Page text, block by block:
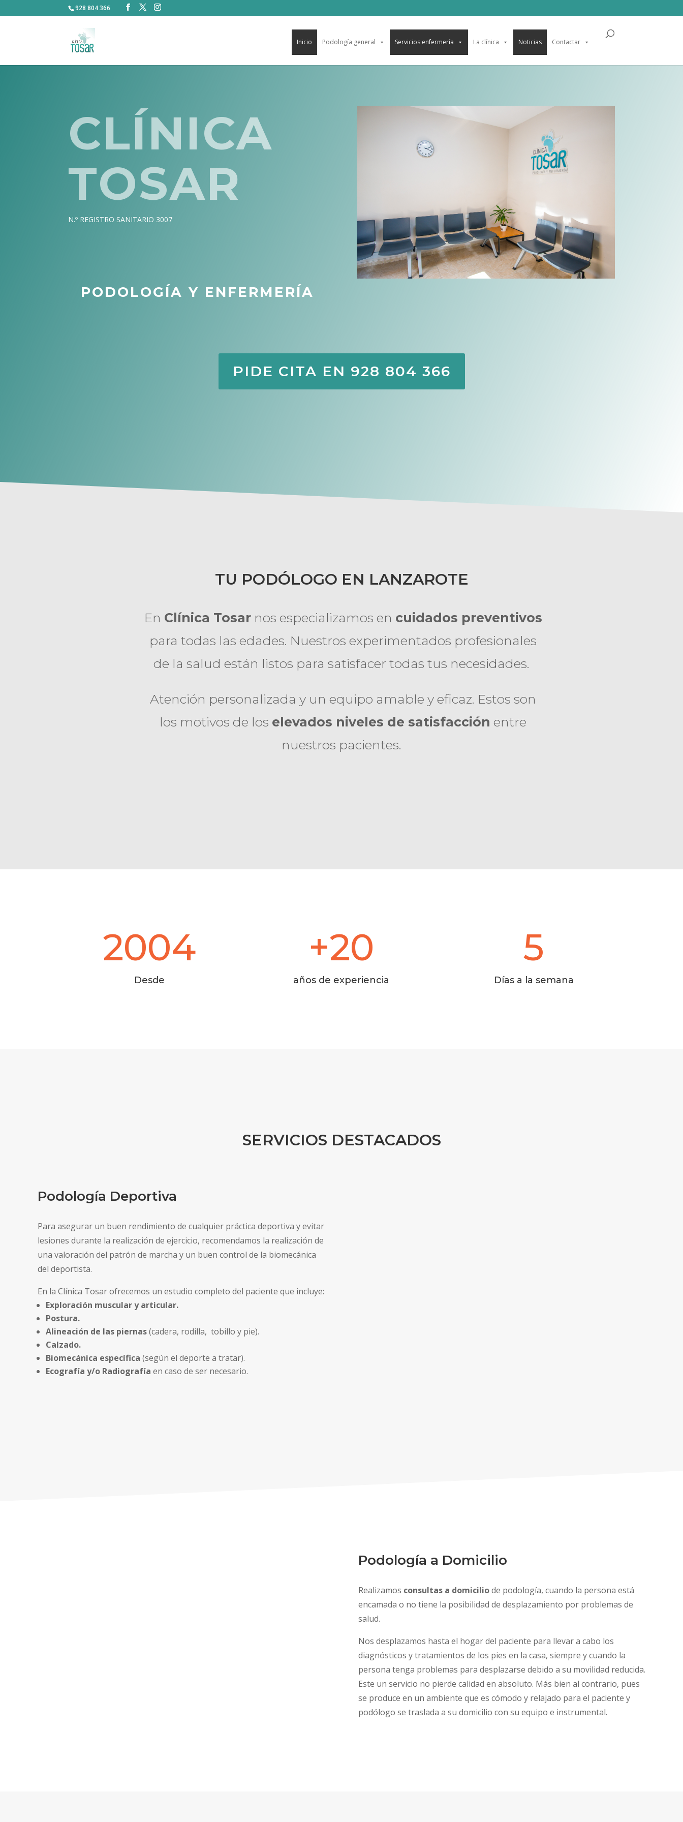
928 804 366
Inicio Podología general Servicios enfermería La clínica Noticias Contactar
CLÍNICA
TOSAR
N.º REGISTRO SANITARIO 3007
PODOLOGÍA Y ENFERMERÍA
PIDE CITA EN 928 804 366
TU PODÓLOGO EN LANZAROTE
En Clínica Tosarnos especializamos en cuidados preventivos
para todas las edades. Nuestros experimentados profesionales
de la salud están listos para satisfacer todas tus necesidades.
Atención personalizada y un equipo amable y eficaz. Estos son
los motivos de los elevados niveles de satisfacción entre
nuestros pacientes.
2004
Desde
+20
años de experiencia
5
Días a la semana
SERVICIOS DESTACADOS
Podología Deportiva
Para asegurar un buen rendimiento de cualquier práctica deportiva y evitar
lesiones durante la realización de ejercicio, recomendamos la realización de
una valoración del patrón de marcha y un buen control de la biomecánica
del deportista.
En la Clínica Tosar ofrecemos un estudio completo del paciente que incluye:
Exploración muscular y articular.
Postura.
Alineación de las piernas(cadera, rodilla, tobillo y pie).
Calzado.
Biomecánica específica (según el deporte a tratar).
Ecografía y/o Radiografía en caso de ser necesario.
Podología a Domicilio
Realizamos consultas a domiciliode podología, cuando la persona está
encamada o no tiene la posibilidad de desplazamiento por problemas de
salud.
Nos desplazamos hasta el hogar del paciente para llevar a cabo los
diagnósticos y tratamientos de los pies en la casa, siempre y cuando la
persona tenga problemas para desplazarse debido a su movilidad reducida.
Este un servicio no pierde calidad en absoluto. Más bien al contrario, pues
se produce en un ambiente que es cómodo y relajado para el paciente y
podólogo se traslada a su domicilio con su equipo e instrumental.